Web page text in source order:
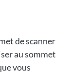
de scanner
au sommet
vous